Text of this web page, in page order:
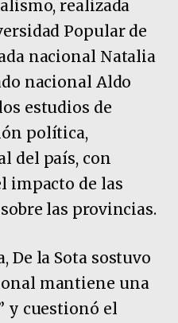
realizada
Popular de
nacional Natalia
nacional Aldo
estudios de
política,
del país, con
impacto de las
las provincias.
De la Sota sostuvo
mantiene una
y cuestionó el